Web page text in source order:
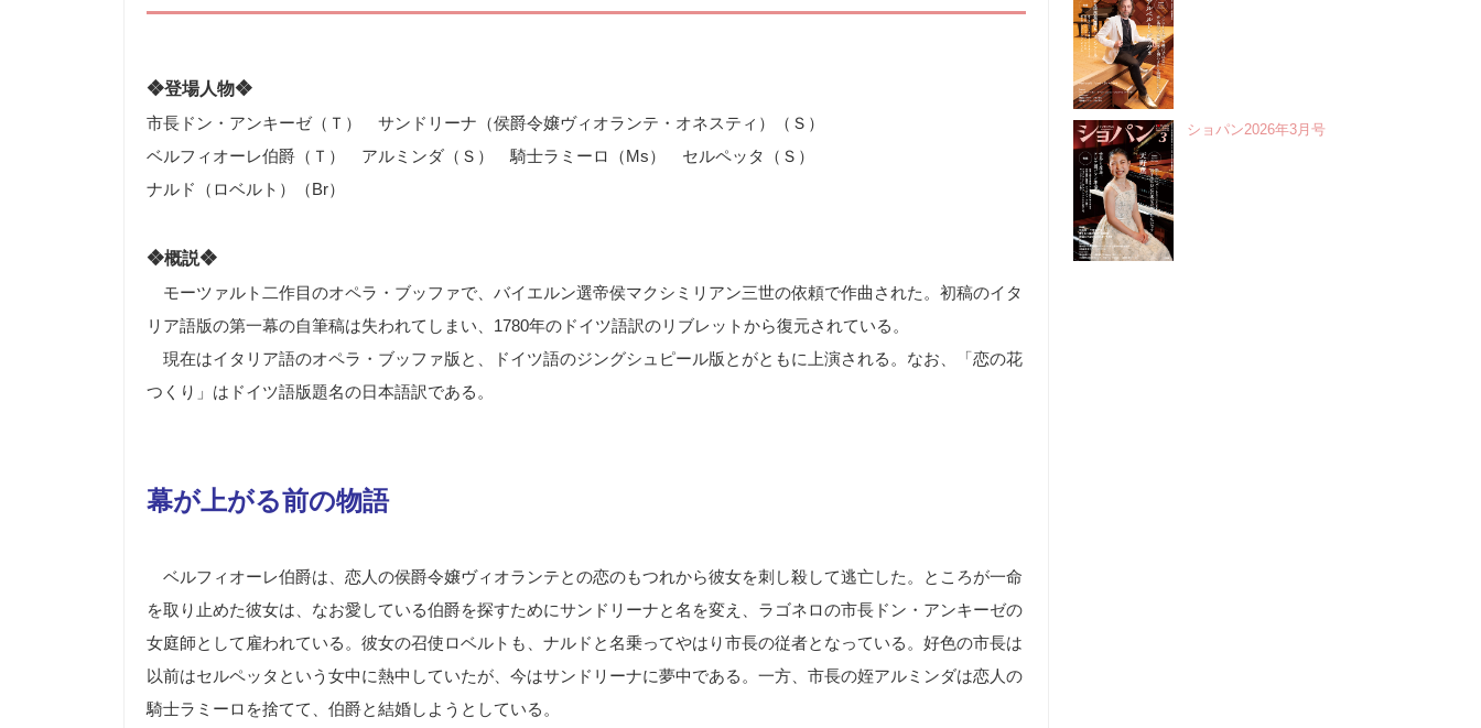
❖登場人物❖
市長ドン・アンキーゼ（Ｔ） サンドリーナ（侯爵令嬢ヴィオランテ・オネスティ）（Ｓ）
ベルフィオーレ伯爵（Ｔ） アルミンダ（Ｓ） 騎士ラミーロ（Ms） セルペッタ（Ｓ）
ナルド（ロベルト）（Br）
❖概説❖
モーツァルト二作目のオペラ・ブッファで、バイエルン選帝侯マクシミリアン三世の依頼で作曲された。初稿のイタ
リア語版の第一幕の自筆稿は失われてしまい、1780年のドイツ語訳のリブレットから復元されている。
現在はイタリア語のオペラ・ブッファ版と、ドイツ語のジングシュピール版とがともに上演される。なお、「恋の花
つくり」はドイツ語版題名の日本語訳である。
幕が上がる前の物語
ベルフィオーレ伯爵は、恋人の侯爵令嬢ヴィオランテとの恋のもつれから彼女を刺し殺して逃亡した。ところが一命
を取り止めた彼女は、なお愛している伯爵を探すためにサンドリーナと名を変え、ラゴネロの市長ドン・アンキーゼの
女庭師として雇われている。彼女の召使ロベルトも、ナルドと名乗ってやはり市長の従者となっている。好色の市長は
以前はセルペッタという女中に熱中していたが、今はサンドリーナに夢中である。一方、市長の姪アルミンダは恋人の
騎士ラミーロを捨てて、伯爵と結婚しようとしている。
ショパン2026年3月号